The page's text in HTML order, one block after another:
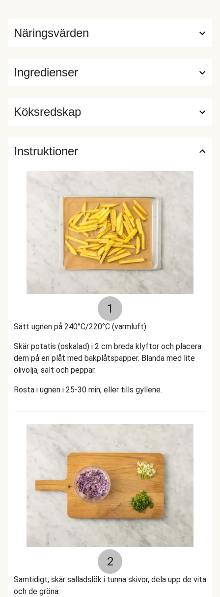
Ingredienser
Näringsvärden
Köksredskap
Instruktioner
1
Sätt ugnen på 240°C/220°C (varmluft).
Skär potatis (oskalad) i 2 cm breda klyftor och placera
dem på en plåt med bakplåtspapper. Blanda med lite
olivolja, salt och peppar.
Rosta i ugnen i 25-30 min, eller tills gyllene.
2
Samtidigt, skär salladslök i tunna skivor, dela upp de vita
och de gröna.